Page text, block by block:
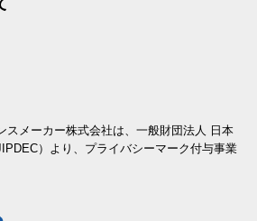
スメーカー株式会社は、一般財団法人 日本
）より、プライバシーマーク付与事業